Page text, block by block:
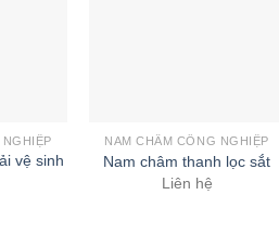
vệ sinh
NAM CHÂM CÔNG NGHIỆP
Nam châm thanh lọc sắt
Liên hệ